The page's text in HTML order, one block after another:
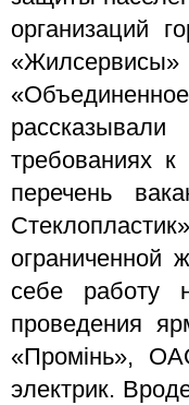
организаций
требованиях
перечень
ограниченной
себе работу
проведения
«Промінь»,
электрик.